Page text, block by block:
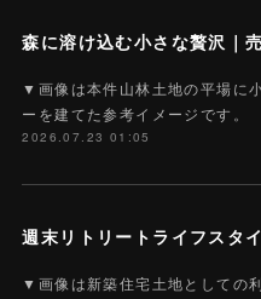
▼画像は本件山林土地の平場に
ーを建てた参考イメージです。
2026.07.23 01:05
▼画像は新築住宅土地としての